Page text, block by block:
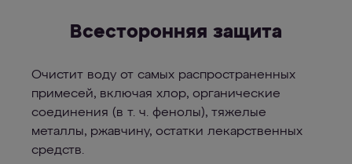
Всесторонняя защита
Очистит воду от самых распространенных
примесей, включая хлор, органические
соединения (в т. ч. фенолы), тяжелые
металлы, ржавчину, остатки лекарственных
средств.